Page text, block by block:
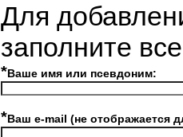
Для
заполните
*Ваше имя или псевдоним:
*Ваш e-mail (не отображается